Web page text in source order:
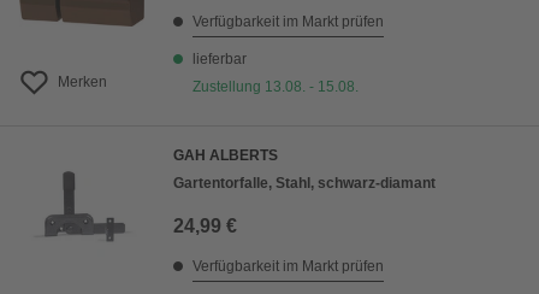
Merken
Verfügbarkeit im Markt prüfen
lieferbar
Zustellung 13.08. - 15.08.
GAH ALBERTS
Gartentorfalle, Stahl, schwarz-diamant
24,99 €
Verfügbarkeit im Markt prüfen